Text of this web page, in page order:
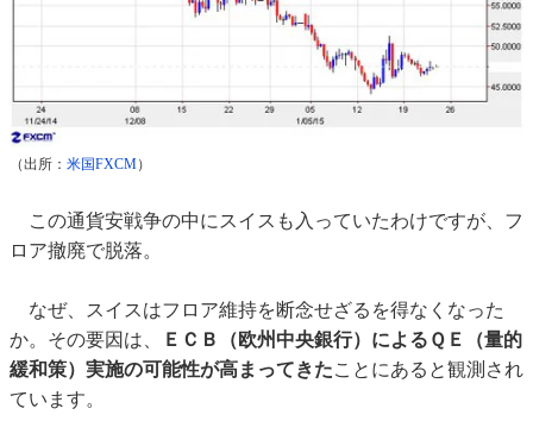
（出所： 米国FXCM）
この通貨安戦争の中にスイスも入っていたわけですが、フ
ロア撤廃で脱落。
なぜ、スイスはフロア維持を断念せざるを得なくなった
か。その要因は、
ＥＣＢ（欧州中央銀行）によるＱＥ（量的
緩和策）実施の可能性が高まってきたことにあると観測され
ています。